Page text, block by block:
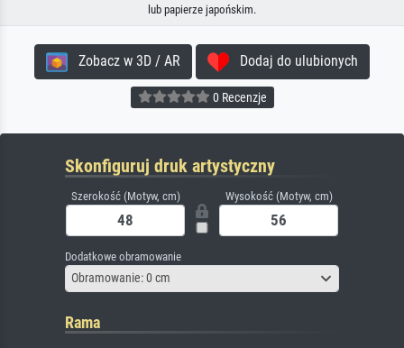
lub papierze japońskim.
Zobacz w 3D / AR Dodaj do ulubionych
0 Recenzje
Skonfiguruj druk artystyczny
Szerokość (Motyw, cm) Wysokość (Motyw, cm)
Dodatkowe obramowanie
Obramowanie: 0 cm
Rama